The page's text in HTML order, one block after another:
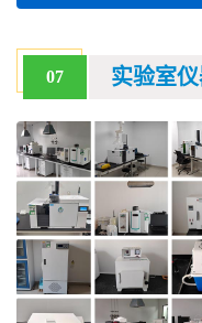
07 实验室